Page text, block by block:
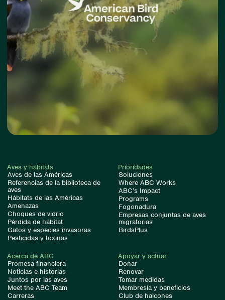
Aves y hábitats
Aves de las Américas
Referencias de la biblioteca de
aves
Hábitats de las Américas
Amenazas
Choques de vidrio
Pérdida de hábitat
Gatos y especies invasoras
Pesticidas y toxinas
Prioridades
Soluciones
Where ABC Works
ABC’s Impact
Programs
Fogonadura
Empresas conjuntas de aves
migratorias
BirdsPlus
Acerca de ABC
Promesa financiera
Noticias e historias
Juntos por las aves
Meet the ABC Team
Carreras
Apoyar y actuar
Donar
Renovar
Tomar medidas
Membresía y beneficios
Club de halcones